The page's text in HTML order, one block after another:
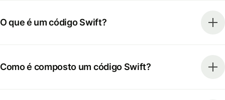
O que é um código Swift?
Como é composto um código Swift?